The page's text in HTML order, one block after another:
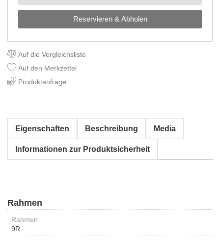
Reservieren & Abholen
Auf die Vergleichsliste
Auf den Merkzettel
Produktanfrage
Eigenschaften Beschreibung Media
Informationen zur Produktsicherheit
Rahmen
Rahmen
9R